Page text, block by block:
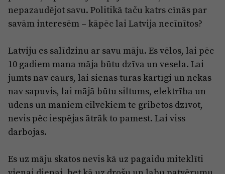
nepazaudējot savu. Politikā taču katrs cīnās par
savām interesēm – kāpēc lai Latvija necīnītos?
Latviju es salīdzinu ar savu māju. Es vēlos, lai pēc
10 gadiem mana māja būtu dzīva un vesela. Lai
jumts nav caurs, lai sienas turas kārtīgi un nekas
nav sapuvis, lai mājā būtu siltums, elektrība un
ūdens un maniem cilvēkiem te gribētos dzīvot,
nevis pēc iespējas ātrāk to pamest. Lai viss
darbojas.
Es uz māju skatos nevis kā uz pagaidu miteklīti